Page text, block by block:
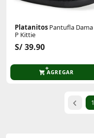
Platanitos Pantufla Dama
P Kittie
S/ 39.90
AGREGAR
1